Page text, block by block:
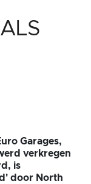
Garages,
verkregen
is
door North